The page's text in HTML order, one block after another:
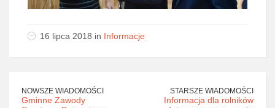
16 lipca 2018 in Informacje
NOWSZE WIADOMOŚCI
Gminne Zawody
STARSZE WIADOMOŚCI
Informacja dla rolników